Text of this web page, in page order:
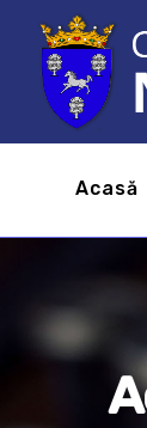
Acasă